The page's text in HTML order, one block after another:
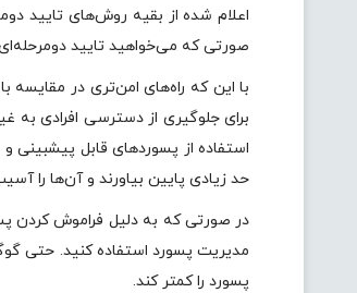
اعلام شده از بقیه روش‌های تایید
صورتی که می‌خواهید تایید دومرحله‌ای
با این که راه‌های امن‌تری در
برای جلوگیری از دسترسی افرادی به
استفاده از پسوردهای قابل پیشبینی
حد زیادی پایین بیاورند و آن‌ها را
در صورتی که به دلیل فراموش کردن
مدیریت پسورد استفاده کنید. حتی
پسورد را کمتر کند.